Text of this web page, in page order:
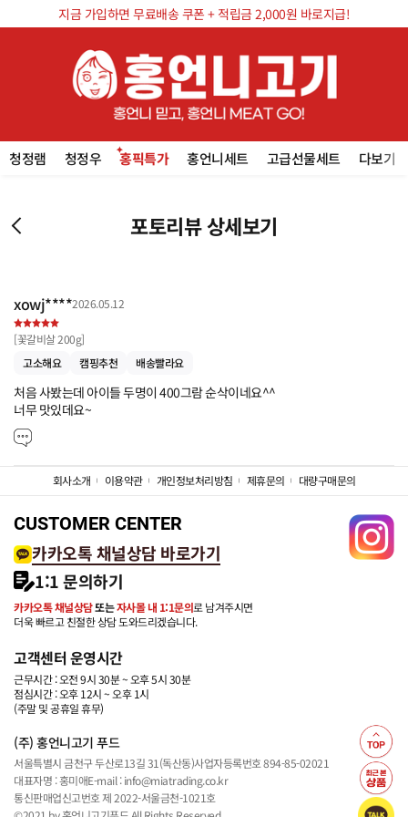
지금 가입하면 무료배송 쿠폰 + 적립금 2,000원 바로지급!
청정램 청정우 홍픽특가 홍언니세트 고급선물세트 다보기
포토리뷰 상세보기
xowj****2026.05.12
[꽃갈비살 200g]
고소해요
캠핑추천 배송빨라요
처음 사봤는데 아이들 두명이 400그람 순삭이네요^^
너무 맛있데요~
회사소개 이용약관 개인정보처리방침 제휴문의 대량구매문의
CUSTOMER CENTER
카카오톡 채널상담 바로가기
1:1 문의하기
카카오톡 채널상담또는자사몰 내 1:1문의로 남겨주시면
더욱 빠르고 친절한 상담 도와드리겠습니다.
고객센터 운영시간
근무시간 : 오전 9시 30분 ~ 오후 5시 30분
점심시간 : 오후 12시 ~ 오후 1시
(주말 및 공휴일 휴무)
(주) 홍언니고기 푸드
서울특별시 금천구 두산로13길 31(독산동)사업자등록번호 894-85-02021
대표자명 : 홍미애E-mail : info@miatrading.co.kr
통신판매업신고번호 제 2022-서울금천-1021호